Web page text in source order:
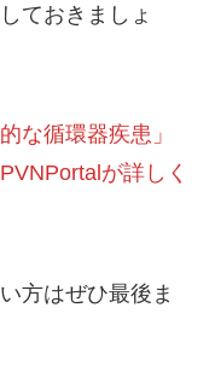
ておきましょ
な循環器疾患」
が詳しく
方はぜひ最後ま